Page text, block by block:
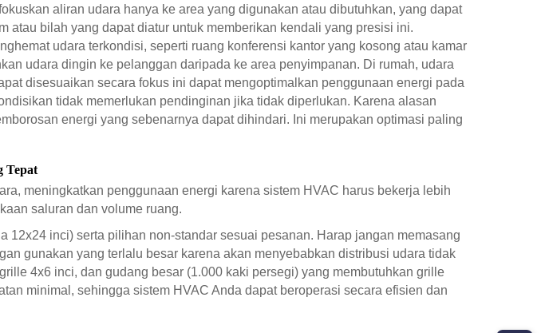
aliran udara hanya ke area yang digunakan atau dibutuhkan, yang dapat
bilah yang dapat diatur untuk memberikan kendali yang presisi ini.
udara terkondisi, seperti ruang konferensi kantor yang kosong atau kamar
udara dingin ke pelanggan daripada ke area penyimpanan. Di rumah, udara
disesuaikan secara fokus ini dapat mengoptimalkan penggunaan energi pada
tidak memerlukan pendinginan jika tidak diperlukan. Karena alasan
energi yang sebenarnya dapat dihindari. Ini merupakan optimasi paling
Tepat
meningkatkan penggunaan energi karena sistem HVAC harus bekerja lebih
saluran dan volume ruang.
inci) serta pilihan non-standar sesuai pesanan. Harap jangan memasang
gunakan yang terlalu besar karena akan menyebabkan distribusi udara tidak
4x6 inci, dan gudang besar (1.000 kaki persegi) yang membutuhkan grille
minimal, sehingga sistem HVAC Anda dapat beroperasi secara efisien dan